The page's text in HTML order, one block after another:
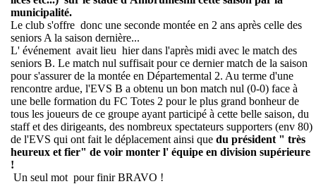
municipalité.
Le club s'offre donc une seconde montée en 2 ans après celle des
seniors A la saison dernière...
L' événement avait lieu hier dans l'après midi avec le match des
seniors B. Le match nul suffisait pour ce dernier match de la saison
pour s'assurer de la montée en Départemental 2. Au terme d'une
rencontre ardue, l'EVS B a obtenu un bon match nul (0-0) face à
une belle formation du FC Totes 2 pour le plus grand bonheur de
tous les joueurs de ce groupe ayant participé à cette belle saison, du
staff et des dirigeants, des nombreux spectateurs supporters (env 80)
de l'EVS qui ont fait le déplacement ainsi que du président " très
heureux et fier" de voir monter l' équipe en division supérieure
!
Un seul mot pour finir BRAVO !